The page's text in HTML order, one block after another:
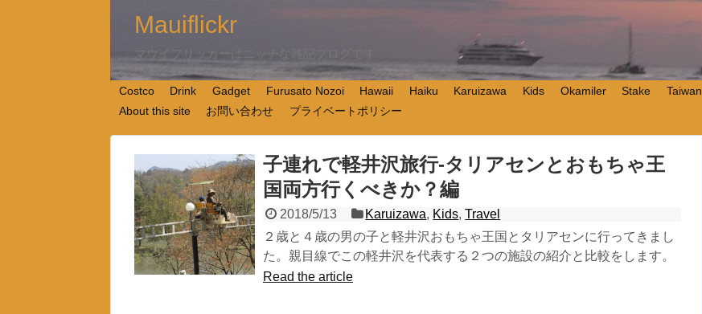
Mauiflickr
マウイフリッカーはニッチな雑記ブログです
Costco Drink Gadget Furusato Nozoi Hawaii Haiku Karuizawa Kids Okamiler Stake Taiwan
About this site
お問い合わせ プライベートポリシー
子連れで軽井沢旅行-タリアセンとおもちゃ王
国両方行くべきか？編
2018/5/13 Karuizawa, Kids,Travel
２歳と４歳の男の子と軽井沢おもちゃ王国とタリアセンに行ってきまし
た。親目線でこの軽井沢を代表する２つの施設の紹介と比較をします。
Read the article